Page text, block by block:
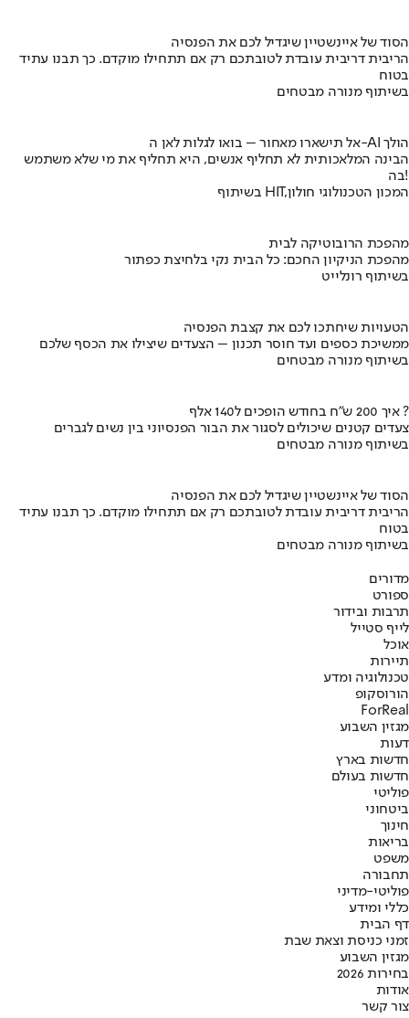
הסוד של איינשטיין שיגדיל לכם את הפנסיה
הריבית דריבית עובדת לטובתכם רק אם תתחילו מוקדם. כך תבנו עתיד
בטוח
בשיתוף מנורה מבטחים
אל תישארו מאחור – בואו לגלות לאן ה-AI הולך
הבינה המלאכותית לא תחליף אנשים, היא תחליף את מי שלא משתמש
בה!
בשיתוף HIT,המכון הטכנולוגי חולון
מהפכת הרובוטיקה לבית
מהפכת הניקיון החכם: כל הבית נקי בלחיצת כפתור
בשיתוף רונלייט
הטעויות שיחתכו לכם את קצבת הפנסיה
ממשיכת כספים ועד חוסר תכנון – הצעדים שיצילו את הכסף שלכם
בשיתוף מנורה מבטחים
איך 200 ש"ח בחודש הופכים ל140 אלף ?
צעדים קטנים שיכולים לסגור את הבור הפנסיוני בין נשים לגברים
בשיתוף מנורה מבטחים
הסוד של איינשטיין שיגדיל לכם את הפנסיה
הריבית דריבית עובדת לטובתכם רק אם תתחילו מוקדם. כך תבנו עתיד
בטוח
בשיתוף מנורה מבטחים
מדורים
ספורט
תרבות ובידור
לייף סטייל
אוכל
תיירות
טכנולוגיה ומדע
הורוסקופ
ForReal
מגזין השבוע
דעות
חדשות בארץ
חדשות בעולם
פוליטי
ביטחוני
חינוך
בריאות
משפט
תחבורה
פוליטי-מדיני
כללי ומידע
דף הבית
זמני כניסת וצאת שבת
מגזין השבוע
בחירות 2026
אודות
צור קשר